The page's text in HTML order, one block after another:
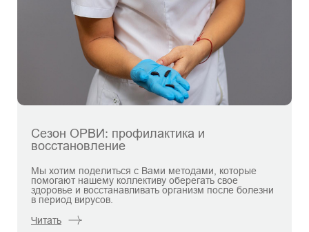
Сезон ОРВИ: профилактика и
восстановление
Мы хотим поделиться с Вами методами, которые
помогают нашему коллективу оберегать свое
здоровье и восстанавливать организм после болезни
в период вирусов.
Читать